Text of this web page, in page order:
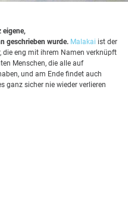
eigene,
geschrieben wurde. Malakai ist der
die eng mit ihrem Namen verknüpft
Menschen, die alle auf
und am Ende findet auch
ganz sicher nie wieder verlieren